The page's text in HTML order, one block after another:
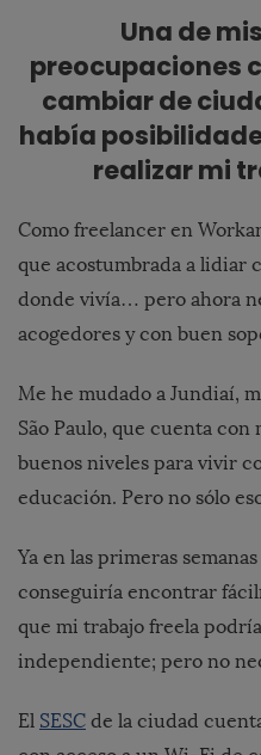
Una de
preocupaciones
cambiar de
había
realizar mi
Como freelancer en
que acostumbrada a lidiar
donde vivía… pero ahora
acogedores y con buen
Me he mudado a Jundiaí,
São Paulo, que cuenta
buenos niveles para vivir
educación. Pero no sólo
Ya en las primeras
conseguiría encontrar
que mi trabajo freela
independiente; pero no
El SESC de la ciudad